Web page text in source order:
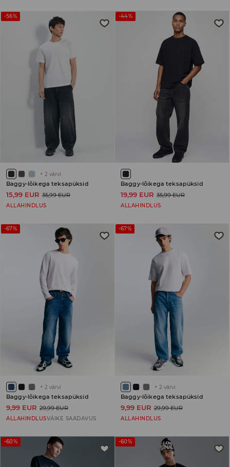
-56%
+ 2 värvi
Baggy-lõikega teksapüksid
15,99 EUR 35,99 EUR
ALLAHINDLUS
-44%
Baggy-lõikega teksapüksid
19,99 EUR 35,99 EUR
ALLAHINDLUS
-67%
+ 2 värvi
Baggy-lõikega teksapüksid
9,99 EUR 29,99 EUR
ALLAHINDLUSVÄIKE SAADAVUS
-67%
+ 2 värvi
Baggy-lõikega teksapüksid
9,99 EUR 29,99 EUR
ALLAHINDLUS
-60% -60%